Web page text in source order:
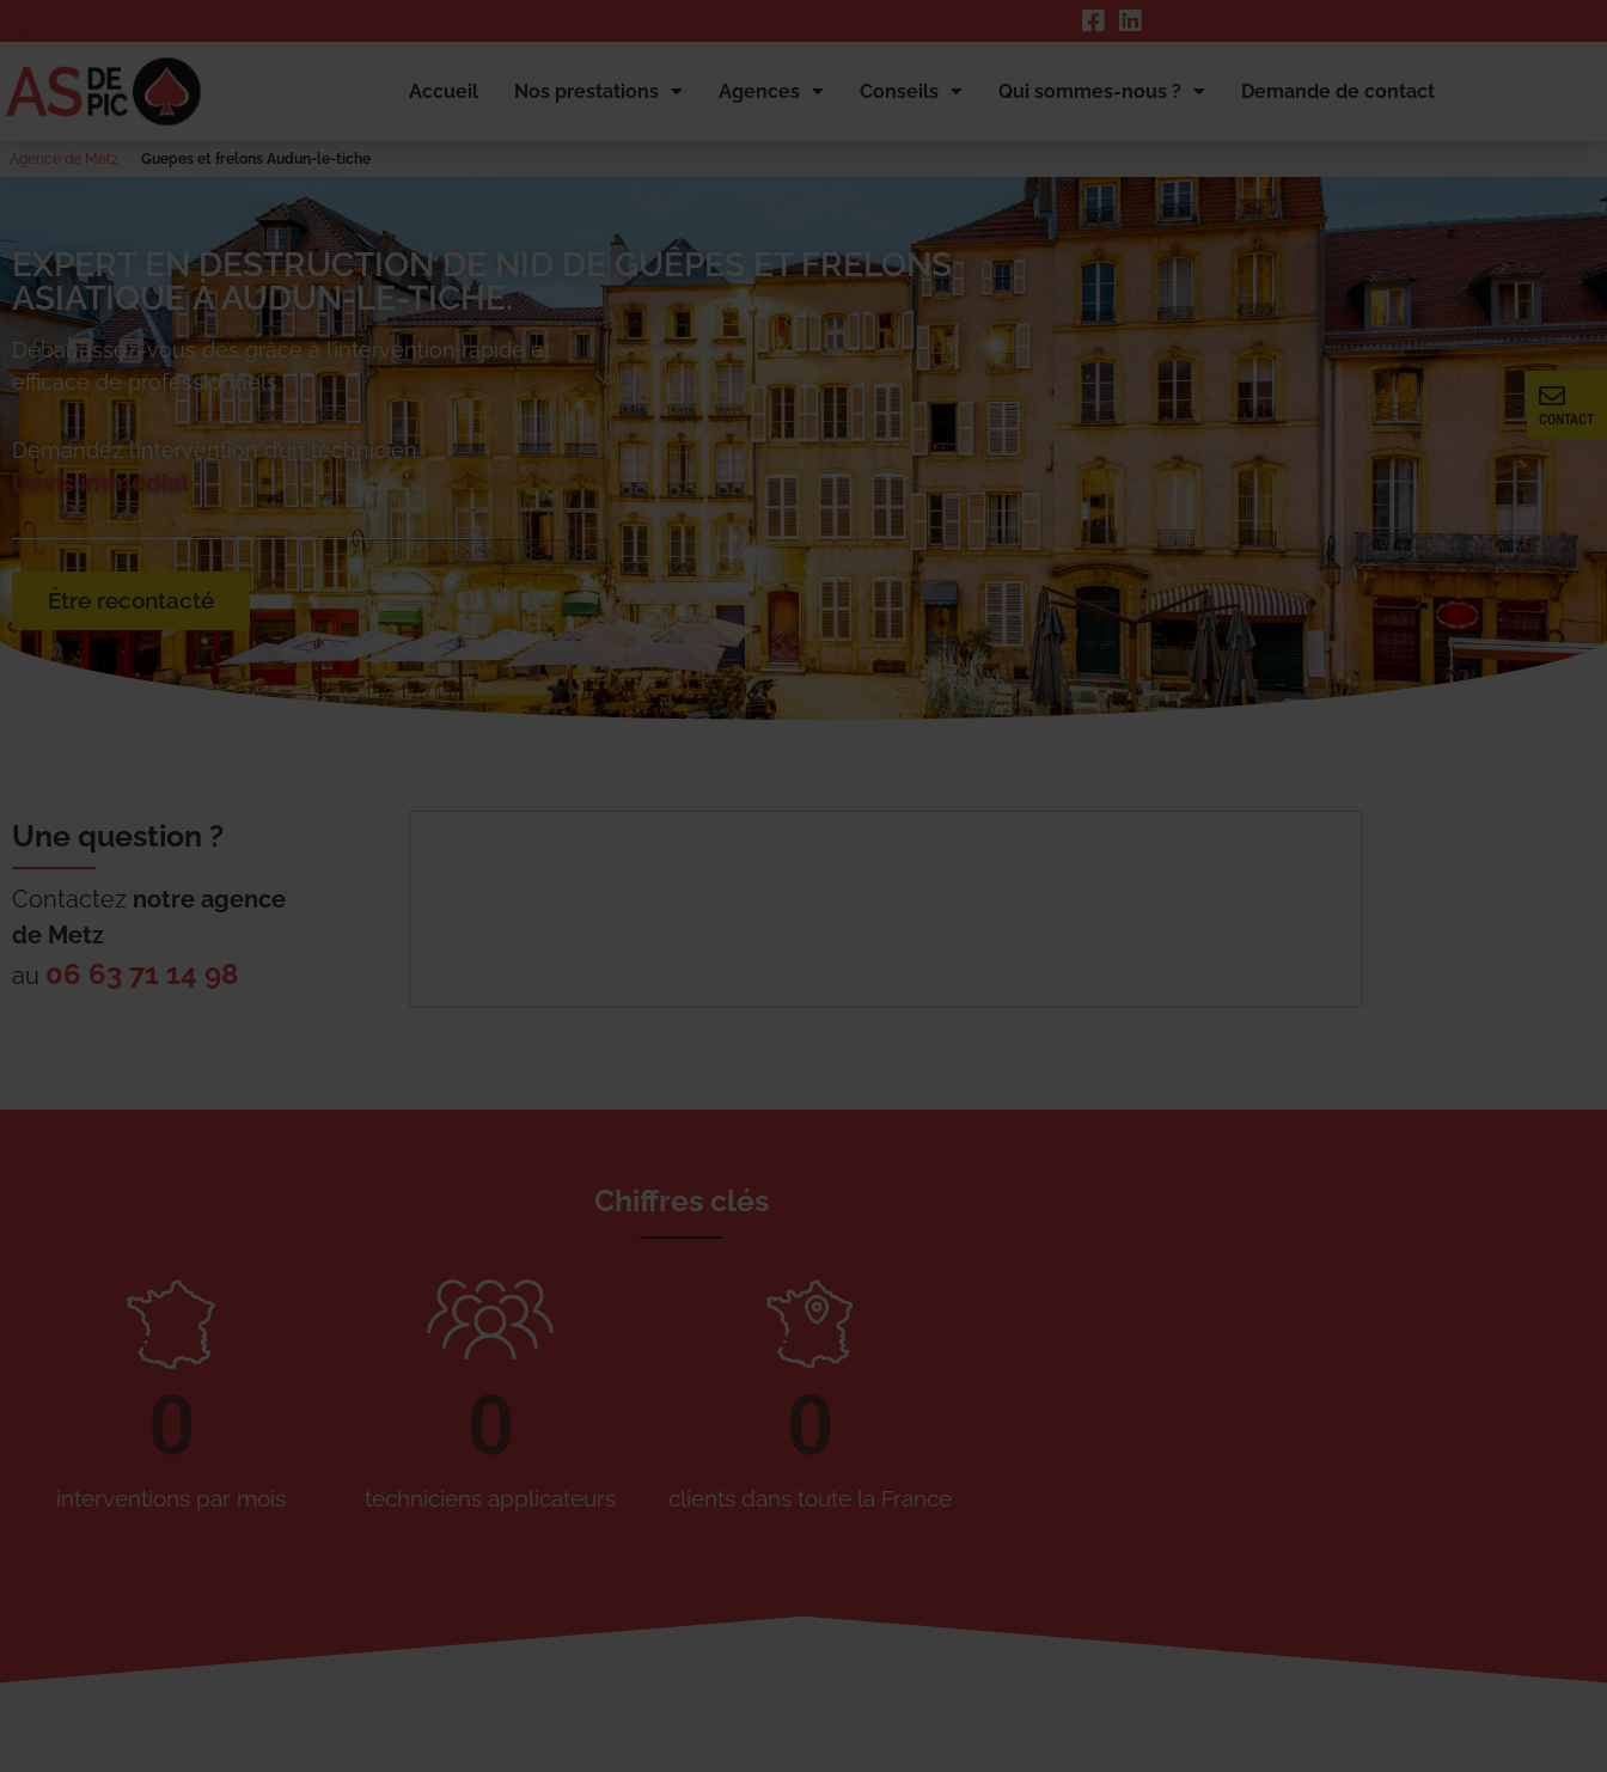
Accueil Nos prestations Agences Conseils Qui sommes-nous ? Demande de contact
Agence de Metz Guepes et frelons Audun-le-tiche
CONTACT
EXPERT EN DESTRUCTION DE NID DE GUÊPES ET FRELONS
ASIATIQUE À AUDUN-LE-TICHE.
Débarrassez-vous desgrâce à l’intervention rapide et
efficace de professionnels.
Demandez l’intervention d’un technicien.
Devis immédiat
Être recontacté
Une question ?
Contactez notre agence
de Metz
au 06 63 71 14 98
Chiffres clés
interventions par mois
0
techniciens applicateurs
0
clients dans toute la France
0